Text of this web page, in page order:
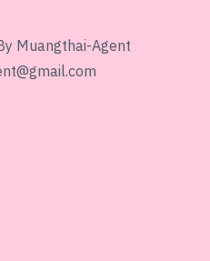
Muangthai-Agent